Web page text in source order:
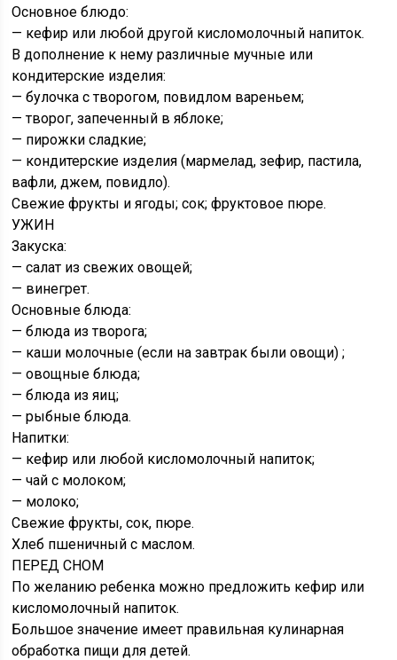
Основное блюдо:
— кефир или любой другой кисломолочный напиток.
В дополнение к нему различные мучные или
кондитерские изделия:
— булочка с творогом, повидлом вареньем;
— творог, запеченный в яблоке;
— пирожки сладкие;
— кондитерские изделия (мармелад, зефир, пастила,
вафли, джем, повидло).
Свежие фрукты и ягоды; сок; фруктовое пюре.
УЖИН
Закуска:
— салат из свежих овощей;
— винегрет.
Основные блюда:
— блюда из творога;
— каши молочные (если на завтрак были овощи) ;
— овощные блюда;
— блюда из яиц;
— рыбные блюда.
Напитки:
— кефир или любой кисломолочный напиток;
— чай с молоком;
— молоко;
Свежие фрукты, сок, пюре.
Хлеб пшеничный с маслом.
ПЕРЕД СНОМ
По желанию ребенка можно предложить кефир или
кисломолочный напиток.
Большое значение имеет правильная кулинарная
обработка пищи для детей.